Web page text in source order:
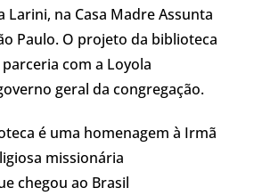
Larini, na Casa Madre Assunta
Paulo. O projeto da biblioteca
com a Loyola
geral da congregação.
é uma homenagem à Irmã
missionária
chegou ao Brasil